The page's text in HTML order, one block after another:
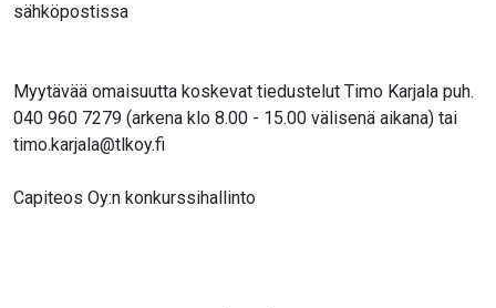
sähköpostissa
Myytävää omaisuutta koskevat tiedustelut Timo Karjala puh.
040 960 7279 (arkena klo 8.00 - 15.00 välisenä aikana) tai
timo.karjala@tlkoy.fi
Capiteos Oy:n konkurssihallinto